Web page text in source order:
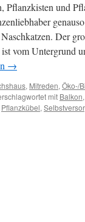
und
Der
vom Untergrund
→
, Mitreden, Öko-/
mit Balkon,
Pflanzkübel,